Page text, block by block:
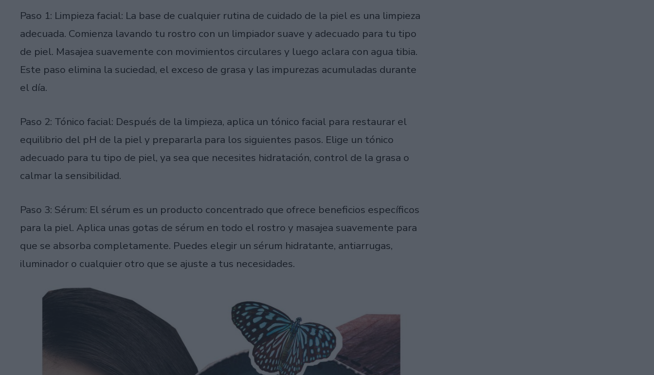
Paso 1: Limpieza facial: La base de cualquier rutina de cuidado de la piel es una limpieza
adecuada. Comienza lavando tu rostro con un limpiador suave y adecuado para tu tipo
de piel. Masajea suavemente con movimientos circulares y luego aclara con agua tibia.
Este paso elimina la suciedad, el exceso de grasa y las impurezas acumuladas durante
el día.
Paso 2: Tónico facial: Después de la limpieza, aplica un tónico facial para restaurar el
equilibrio del pH de la piel y prepararla para los siguientes pasos. Elige un tónico
adecuado para tu tipo de piel, ya sea que necesites hidratación, control de la grasa o
calmar la sensibilidad.
Paso 3: Sérum: El sérum es un producto concentrado que ofrece beneficios específicos
para la piel. Aplica unas gotas de sérum en todo el rostro y masajea suavemente para
que se absorba completamente. Puedes elegir un sérum hidratante, antiarrugas,
iluminador o cualquier otro que se ajuste a tus necesidades.